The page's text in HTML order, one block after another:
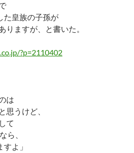
た皇族の子孫が
りますが、と書いた。
?p=2110402
は
思うけど、
て
ら、
よ」